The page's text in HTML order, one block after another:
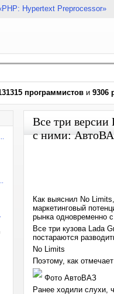
Hypertext Preprocessor»
программистов и 9306
Все три версии
с ними:
Как выяснил No
маркетинговый
рынка одновременно
Все три кузова Lada
постараются
No Limits
Поэтому, как
Фото АвтоВАЗ
Ранее ходили слухи,